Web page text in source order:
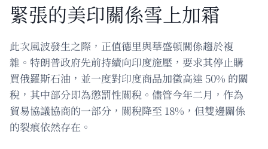
緊張的美印關係雪上加霜
此次風波發生之際，正值德里與華盛頓關係趨於複
雜。特朗普政府先前持續向印度施壓，要求其停止購
買俄羅斯石油，並一度對印度商品加徵高達 50% 的關
稅，其中部分即為懲罰性關稅。儘管今年二月，作為
貿易協議協商的一部分，關稅降至 18%，但雙邊關係
的裂痕依然存在。